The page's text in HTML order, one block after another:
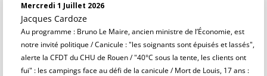
Mercredi 1 Juillet 2026
Jacques Cardoze
Au programme : Bruno Le Maire, ancien ministre de l’Économie, est
notre invité politique / Canicule : "les soignants sont épuisés et lassés",
alerte la CFDT du CHU de Rouen / "40°C sous la tente, les clients ont
fui" : les campings face au défi de la canicule / Mort de Louis, 17 ans :